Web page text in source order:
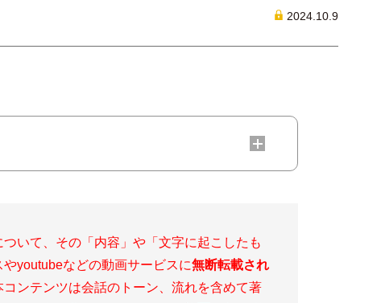
2024.10.9
いて、その「内容」や「文字に起こしたも
youtubeなどの動画サービスに無断転載され
コンテンツは会話のトーン、流れを含めて著